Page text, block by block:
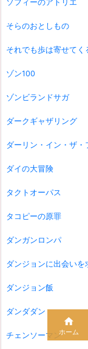
ソフィーのアトリエ
そらのおとしもの
それでも歩は寄せてく
ゾン100
ゾンビランドサガ
ダークギャザリング
ダーリン・イン・ザ・
ダイの大冒険
タクトオーパス
タコピーの原罪
ダンガンロンパ
ダンジョンに出会い
ダンジョン飯
ダンダダン
チェンソーマン

ホーム